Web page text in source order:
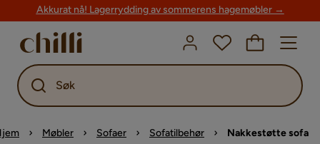
Akkurat nå! Lagerrydding av sommerens hagemøbler →
Søk
Møbler Sofaer Sofatilbehør Nakkestøtte sofa